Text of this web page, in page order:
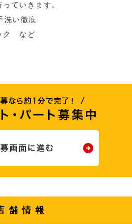
ていきます。
洗い徹底
ク など
舗情報